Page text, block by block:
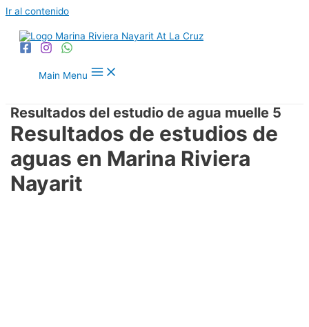
Ir al contenido
Main Menu
Resultados del estudio de agua muelle 5
Resultados de estudios de
aguas en Marina Riviera
Nayarit